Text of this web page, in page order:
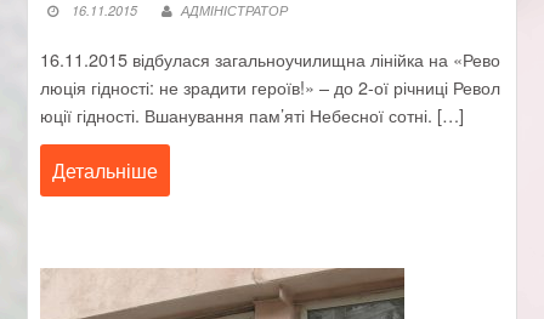
16.11.2015 АДМІНІСТРАТОР
16.11.2015 відбулася загальноучилищна лінійка на «Рево
люція гідності: не зрадити героїв!» – до 2-ої річниці Револ
юції гідності. Вшанування пам’яті Небесної сотні. […]
Детальніше